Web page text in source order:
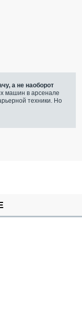
а не наоборот
машин в арсенале
техники. Но